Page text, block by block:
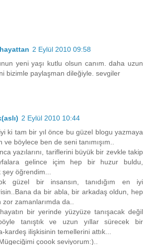
2 Eylül 2010 09:58
yeni yaşı kutlu olsun canım. daha uzun
bizimle paylaşman dileğiyle. sevgiler
2 Eylül 2010 10:44
ki tam bir yıl önce bu güzel blogu yazmaya
böylece ben de seni tanımışım..
yazılarını, tariflerini büyük bir zevkle takip
gelince içim hep bir huzur buldu,
öğrendim...
güzel bir insansın, tanıdığım en iyi
da bir abla, bir arkadaş oldun, hep
zamanlarımda da..
bir yerinde yüzyüze tanışacak değil
tanıştık ve uzun yıllar sürecek bir
kardeş ilişkisinin temellerini attık...
çoook seviyorum:)..